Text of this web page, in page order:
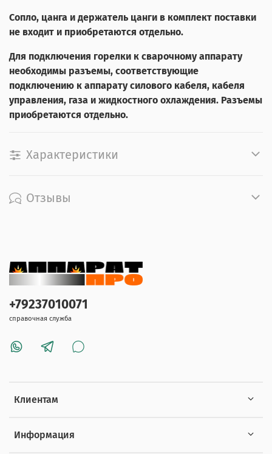
Сопло, цанга и держатель цанги в комплект поставки
не входит и приобретаются отдельно.
Для подключения горелки к сварочному аппарату
необходимы разъемы, соответствующие
подключению к аппарату силового кабеля, кабеля
управления, газа и жидкостного охлаждения. Разъемы
приобретаются отдельно.
Характеристики
Отзывы
Клиентам
Информация
+79237010071
справочная служба